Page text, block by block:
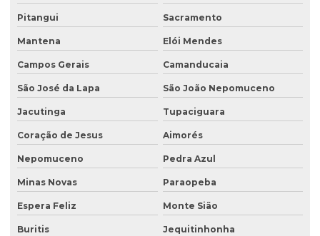
Licenciamento ambiental para lava jatos
Licenciamento ambiental licença prévia
Licenciamento ambiental para loteamento
Licenciamento ambiental para loteamento urbano
Licenciamento ambiental para mineração
Licenciamento ambiental para movimentação de terra
Licenciamento ambiental de oficina mecânica
Licenciamento ambiental para postos de combustíveis
Licenciamento ambiental de rodovias
Pitangui Sacramento
Mantena Elói Mendes
Campos Gerais Camanducaia
São José da Lapa São João Nepomuceno
Jacutinga Tupaciguara
Coração de Jesus Aimorés
Nepomuceno Pedra Azul
Minas Novas Paraopeba
Espera Feliz Monte Sião
Buritis Jequitinhonha